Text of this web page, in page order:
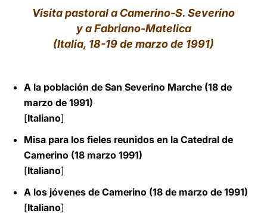
中文
LATINE
Visita pastoral a Camerino-S. Severino
y a Fabriano-Matelica
(Italia, 18-19 de marzo de 1991)
A la población de San Severino Marche (18 de
marzo de 1991)
[Italiano]
Misa para los fieles reunidos en la Catedral de
Camerino (18 marzo 1991)
[Italiano]
A los jóvenes de Camerino (18 de marzo de 1991)
[Italiano]